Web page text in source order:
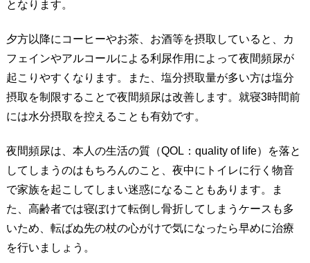
となります。
夕方以降にコーヒーやお茶、お酒等を摂取していると、カ
フェインやアルコールによる利尿作用によって夜間頻尿が
起こりやすくなります。また、塩分摂取量が多い方は塩分
摂取を制限することで夜間頻尿は改善します。就寝3時間前
には水分摂取を控えることも有効です。
夜間頻尿は、本人の生活の質（QOL：quality of life）を落と
してしまうのはもちろんのこと、夜中にトイレに行く物音
で家族を起こしてしまい迷惑になることもあります。ま
た、高齢者では寝ぼけて転倒し骨折してしまうケースも多
いため、転ばぬ先の杖の心がけで気になったら早めに治療
を行いましょう。